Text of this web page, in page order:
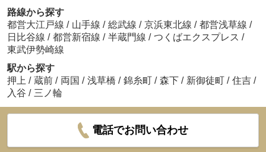
路線から探す
都営大江戸線 / 山手線 / 総武線 / 京浜東北線 / 都営浅草線 /
日比谷線 / 都営新宿線 / 半蔵門線 / つくばエクスプレス /
東武伊勢崎線
駅から探す
押上 / 蔵前 / 両国 / 浅草橋 / 錦糸町 / 森下 / 新御徒町 / 住吉 /
入谷 / 三ノ輪
電話でお問い合わせ